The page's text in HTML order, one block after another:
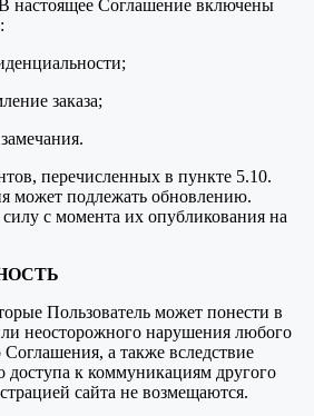
В настоящее Соглашение включены
заказа;
перечисленных в пункте 5.10.
может подлежать обновлению.
с момента их опубликования на
Пользователь может понести в
неосторожного нарушения любого
а также вследствие
доступа к коммуникациям другого
сайта не возмещаются.